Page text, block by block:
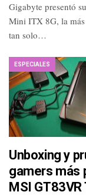
Gigabyte presentó
Mini ITX 8G, la más
tan solo…
ESPECIALES
Unboxing y
gamers más
MSI GT83VR